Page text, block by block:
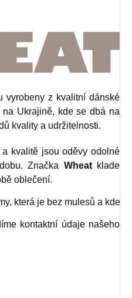
vyrobeny z kvalitní dánské
Ukrajině, kde se dbá na
kvality a udržitelnosti.
kvalitě jsou oděvy odolné
Značka Wheatklade
oblečení.
která je bez mulesů a kde
kontaktní údaje našeho